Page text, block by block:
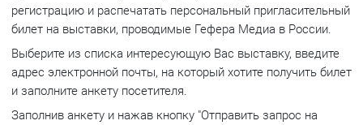
регистрацию и распечатать персональный пригласительный
билет на выставки, проводимые Гефера Медиа в России.
Выберите из списка интересующую Вас выставку, введите
адрес электронной почты, на который хотите получить билет
и заполните анкету посетителя.
Заполнив анкету и нажав кнопку "Отправить запрос на